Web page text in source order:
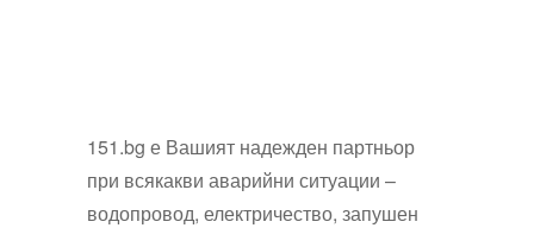
151.bg е Вашият надежден партньор
при всякакви аварийни ситуации –
водопровод, електричество, запушен